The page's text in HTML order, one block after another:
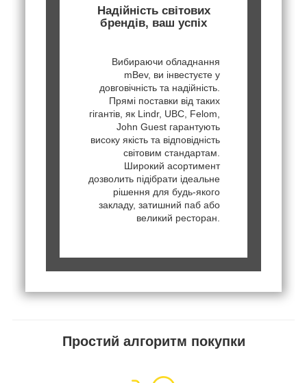
Надійність світових
брендів, ваш успіх
Вибираючи обладнання
mBev, ви інвестуєте у
довговічність та надійність.
Прямі поставки від таких
гігантів, як Lindr, UBC, Felom,
John Guest гарантують
високу якість та відповідність
світовим стандартам.
Широкий асортимент
дозволить підібрати ідеальне
рішення для будь-якого
закладу, затишний паб або
великий ресторан.
Простий алгоритм покупки